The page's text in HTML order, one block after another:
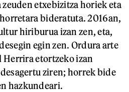
etxebizitza horiek eta
bideratuta. 2016an,
hiriburua izan zen, eta,
egin zen. Ordura arte
Herrira etortzeko izan
ziren; horrek bide
hazkundeari.